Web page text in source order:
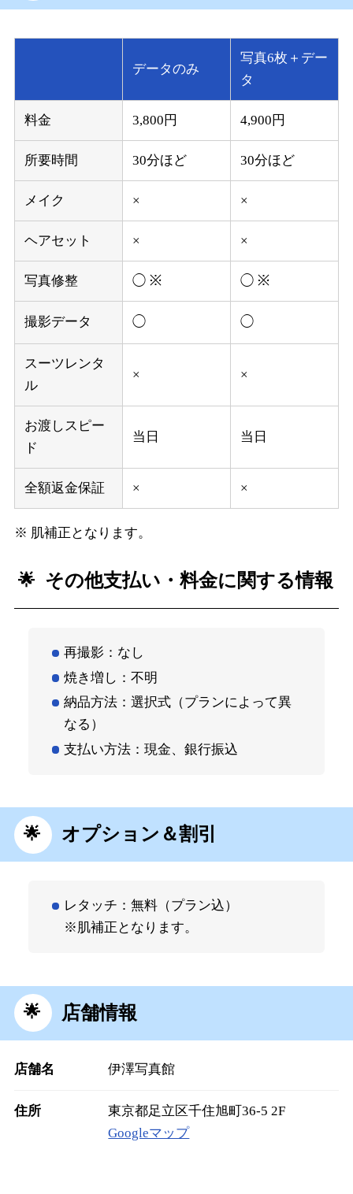
データのみ
写真6枚＋デー
タ
料金 3,800円 4,900円
所要時間 30分ほど 30分ほど
メイク × ×
ヘアセット × ×
写真修整 ◯ ※ ◯ ※
撮影データ ◯ ◯
スーツレンタ
ル
× ×
お渡しスピー
ド
当日 当日
全額返金保証 × ×
※ 肌補正となります。
その他支払い・料金に関する情報
再撮影：なし
焼き増し：不明
納品方法：選択式（プランによって異
なる）
支払い方法：現金、銀行振込
オプション＆割引
レタッチ：無料（プラン込）
※肌補正となります。
店舗情報
店舗名 伊澤写真館
住所
東京都足立区千住旭町36-5 2F
Googleマップ